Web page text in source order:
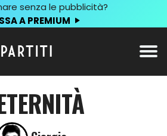
senza le pubblicità?
A PREMIUM